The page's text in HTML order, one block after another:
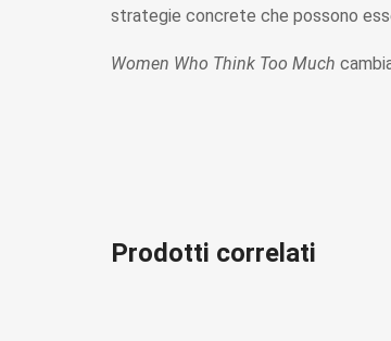
strategie concrete che possono
Women Who Think Too Much
Prodotti correlati